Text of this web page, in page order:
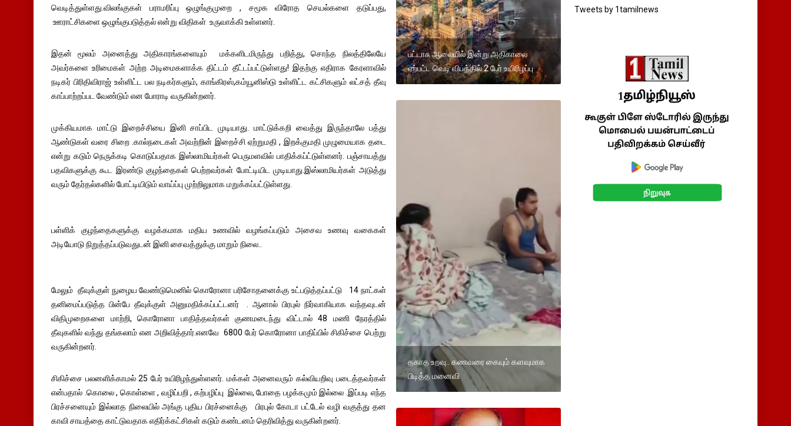
வெடித்துள்ளது.விலங்குகள் பராமரிப்பு ஒழுங்குமுறை , சமூக விரோத செயல்களை தடுப்பது,
ஊராட்சிகளை ஒழுங்குபடுத்தல் என்று விதிகள் உருவாக்கி உள்ளனர்.
இதன் மூலம் அனைத்து அதிகாரங்களையும் மக்களிடமிருந்து பறித்து, சொந்த நிலத்திலேயே
அவர்களை உரிமைகள் அற்ற அடிமைகளாக்க திட்டம் தீட்டப்பட்டுள்ளது! இதற்கு எதிராக கேரளாவில்
நடிகர் பிரிதிவிராஜ் உள்ளிட்ட பல நடிகர்களும், காங்கிரஸ்,கம்யூனிஸ்டு உள்ளிட்ட கட்சிகளும் லட்சத் தீவு
காப்பாற்றப்பட வேண்டும் என போராடி வருகின்றனர்.
முக்கியமாக மாட்டு இறைச்சியை இனி சாப்பிட முடியாது. மாட்டுக்கறி வைத்து இருந்தாலே பத்து
ஆண்டுகள் வரை சிறை .கால்நடைகள் அவற்றின் இறைச்சி ஏற்றுமதி , இறக்குமதி முழுமையாக தடை
என்று கடும் நெருக்கடி கொடுப்பதாக இஸ்லாமியர்கள் பெருமளவில் பாதிக்கப்ட்டுள்ளனர். பஞ்சாயத்து
பதவிகளுக்கு கூட இரண்டு குழந்தைகள் பெற்றவர்கள் போட்டியிட முடியாது.இஸ்லாமியர்கள் அடுத்து
வரும் தேர்தல்களில் போட்டியிடும் வாய்ப்பு முற்றிலுமாக மறுக்கப்பட்டுள்ளது.
பள்ளிக் குழந்தைகளுக்கு வழக்கமாக மதிய உணவில் வழங்கப்படும் அசைவ உணவு வகைகள்
அடியோடு நிறுத்தப்படுவதுடன் இனி சைவத்துக்கு மாறும் நிலை..
மேலும் தீவுக்குள் நுழைய வேண்டுமெனில் கொரோனா பரிசோதனைக்கு உட்படுத்தப்பட்டு 14 நாட்கள்
தனிமைப்படுத்த பின்பே தீவுக்குள் அனுமதிக்கப்பட்டனர் . ஆனால் பிரபுல் நிர்வாகியாக வந்தவுடன்
விதிமுறைகளை மாற்றி, கொரோனா பாதித்தவர்கள் குணமடைந்து விட்டால் 48 மணி நேரத்தில்
தீவுகளில் வந்து தங்கலாம் என அறிவித்தார்.எனவே 6800 பேர் கொரோனா பாதிப்பில் சிகிச்சை பெற்று
வருகின்றனர்.
சிகிச்சை பலனளிக்காமல் 25 பேர் உயிரிழந்துள்ளனர். மக்கள் அனைவரும் கல்வியறிவு படைத்தவர்கள்
என்பதால் .கொலை , கொள்ளை , வழிப்பறி , கற்பழிப்பு இல்லை, போதை பழக்கமும் இல்லை .இப்படி எந்த
பிரச்சனையும் இல்லாத நிலையில் அங்கு புதிய பிரச்னைக்கு பிரபுல் கோடா பட்டேல் வழி வகுத்து தன
காவி சாயத்தை காட்டுவதாக எதிர்க்கட்சிகள் கடும் கண்டனம் தெரிவித்து வருகின்றனர்.
பட்டாசு ஆலையில் இன்று அதிகாலை
ஏற்பட்ட வெடி விபத்தில் 2 பேர் உயிரிழப்பு
தகாத உறவு.. கணவரை கையும் களவுமாக
பிடித்த மனைவி
Tweets by 1tamilnews